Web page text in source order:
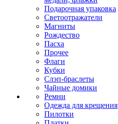
Подарочная упаковка
Светоотражатели
Магниты
Рождество
Пасха
Прочее
Флаги
Кубки
Слэп-браслеты
Чайные домики
Ремни
Одежда для крещения
Пилотки